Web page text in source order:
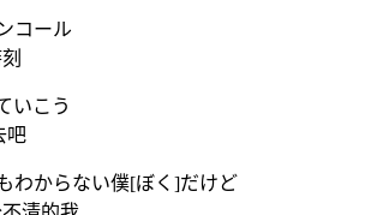
コール
いこう
吧
わからない僕[ぼく]だけど